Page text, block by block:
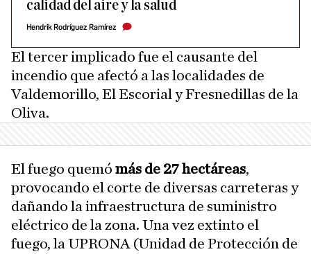
calidad del aire y la salud
Hendrik Rodríguez Ramírez
El tercer implicado fue el causante del
incendio que afectó a las localidades de
Valdemorillo, El Escorial y Fresnedillas de la
Oliva.
El fuego quemó más de 27 hectáreas,
provocando el corte de diversas carreteras y
dañando la infraestructura de suministro
eléctrico de la zona. Una vez extinto el
fuego, la UPRONA (Unidad de Protección de